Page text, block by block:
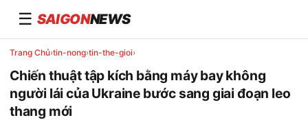
☰ SAIGONNEWS
Trang Chủ›tin-nong›tin-the-gioi›
Chiến thuật tập kích bằng máy bay không
người lái của Ukraine bước sang giai đoạn leo
thang mới